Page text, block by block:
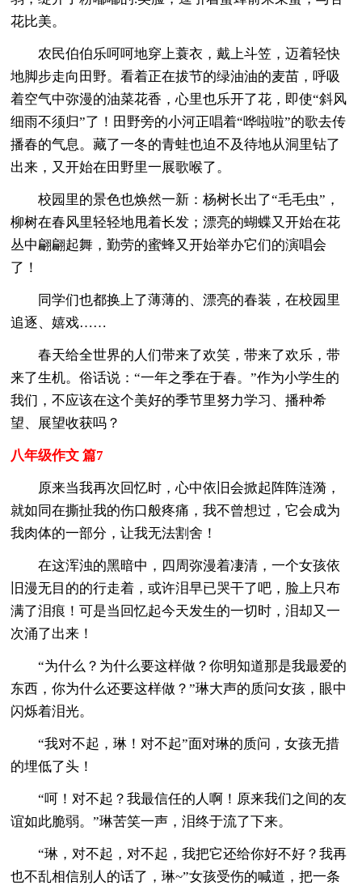
花比美。
农民伯伯乐呵呵地穿上蓑衣，戴上斗笠，迈着轻快
地脚步走向田野。看着正在拔节的绿油油的麦苗，呼吸
着空气中弥漫的油菜花香，心里也乐开了花，即使“斜风
细雨不须归”了！田野旁的小河正唱着“哗啦啦”的歌去传
播春的气息。藏了一冬的青蛙也迫不及待地从洞里钻了
出来，又开始在田野里一展歌喉了。
校园里的景色也焕然一新：杨树长出了“毛毛虫”，
柳树在春风里轻轻地甩着长发；漂亮的蝴蝶又开始在花
丛中翩翩起舞，勤劳的蜜蜂又开始举办它们的演唱会
了！
同学们也都换上了薄薄的、漂亮的春装，在校园里
追逐、嬉戏……
春天给全世界的人们带来了欢笑，带来了欢乐，带
来了生机。俗话说：“一年之季在于春。”作为小学生的
我们，不应该在这个美好的季节里努力学习、播种希
望、展望收获吗？
八年级作文 篇7
原来当我再次回忆时，心中依旧会掀起阵阵涟漪，
就如同在撕扯我的伤口般疼痛，我不曾想过，它会成为
我肉体的一部分，让我无法割舍！
在这浑浊的黑暗中，四周弥漫着凄清，一个女孩依
旧漫无目的的行走着，或许泪早已哭干了吧，脸上只布
满了泪痕！可是当回忆起今天发生的一切时，泪却又一
次涌了出来！
“为什么？为什么要这样做？你明知道那是我最爱的
东西，你为什么还要这样做？”琳大声的质问女孩，眼中
闪烁着泪光。
“我对不起，琳！对不起”面对琳的质问，女孩无措
的埋低了头！
“呵！对不起？我最信任的人啊！原来我们之间的友
谊如此脆弱。”琳苦笑一声，泪终于流了下来。
“琳，对不起，对不起，我把它还给你好不好？我再
也不乱相信别人的话了，琳~”女孩受伤的喊道，把一条